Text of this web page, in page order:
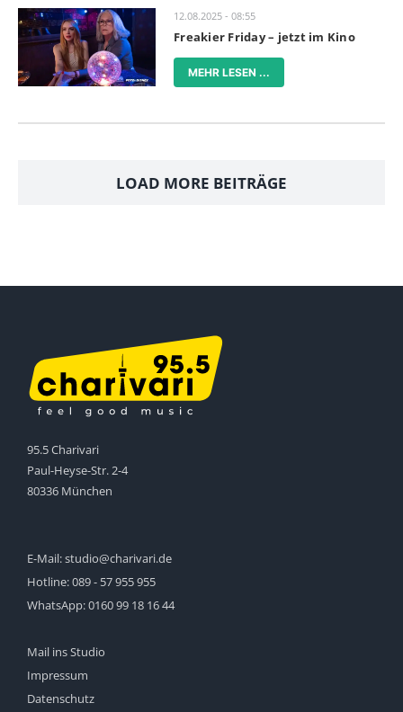
12.08.2025 - 08:55
Freakier Friday – jetzt im Kino
MEHR LESEN ...
LOAD MORE BEITRÄGE
95.5 Charivari
Paul-Heyse-Str. 2-4
80336 München
E-Mail:studio@charivari.de
Hotline:089 - 57 955 955
WhatsApp:0160 99 18 16 44
Mail ins Studio
Impressum
Datenschutz